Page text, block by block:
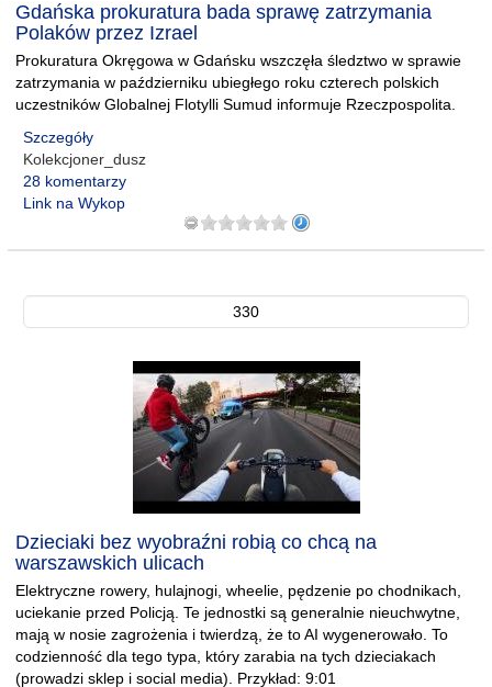
Gdańska prokuratura bada sprawę zatrzymania
Polaków przez Izrael
Prokuratura Okręgowa w Gdańsku wszczęła śledztwo w sprawie
zatrzymania w październiku ubiegłego roku czterech polskich
uczestników Globalnej Flotylli Sumud informuje Rzeczpospolita.
Szczegóły
Kolekcjoner_dusz
28 komentarzy
Link na Wykop
330
Dzieciaki bez wyobraźni robią co chcą na
warszawskich ulicach
Elektryczne rowery, hulajnogi, wheelie, pędzenie po chodnikach,
uciekanie przed Policją. Te jednostki są generalnie nieuchwytne,
mają w nosie zagrożenia i twierdzą, że to AI wygenerowało. To
codzienność dla tego typa, który zarabia na tych dzieciakach
(prowadzi sklep i social media). Przykład: 9:01